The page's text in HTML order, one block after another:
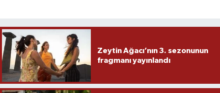
Zeytin Ağacı’nın 3. sezonunun
fragmanı yayınlandı